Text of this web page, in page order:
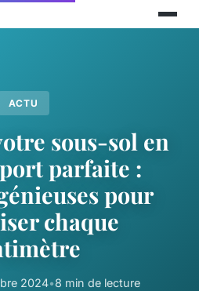
ACTU
sous-sol en
parfaite :
pour
chaque
2024•8 min de lecture